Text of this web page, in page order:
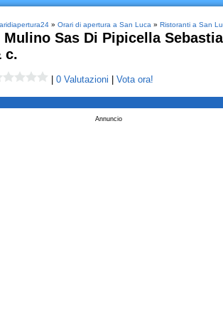
» Orari di apertura a San Luca » Ristoranti a San
Mulino Sas Di Pipicella
c.
0 Valutazioni Vota ora!
Annuncio